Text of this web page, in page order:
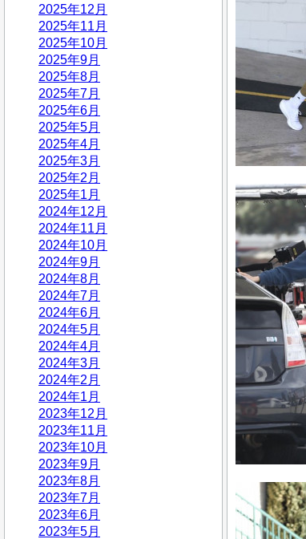
2025年12月
2025年11月
2025年10月
2025年9月
2025年8月
2025年7月
2025年6月
2025年5月
2025年4月
2025年3月
2025年2月
2025年1月
2024年12月
2024年11月
2024年10月
2024年9月
2024年8月
2024年7月
2024年6月
2024年5月
2024年4月
2024年3月
2024年2月
2024年1月
2023年12月
2023年11月
2023年10月
2023年9月
2023年8月
2023年7月
2023年6月
2023年5月